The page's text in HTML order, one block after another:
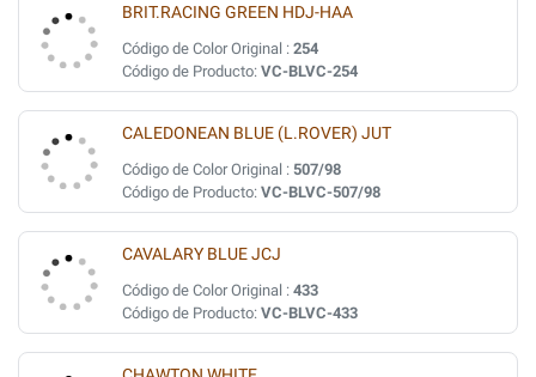
BRIT.RACING GREEN HDJ-HAA
Código de Color Original : 254
Código de Producto: VC-BLVC-254
CALEDONEAN BLUE (L.ROVER) JUT
Código de Color Original : 507/98
Código de Producto: VC-BLVC-507/98
CAVALARY BLUE JCJ
Código de Color Original : 433
Código de Producto: VC-BLVC-433